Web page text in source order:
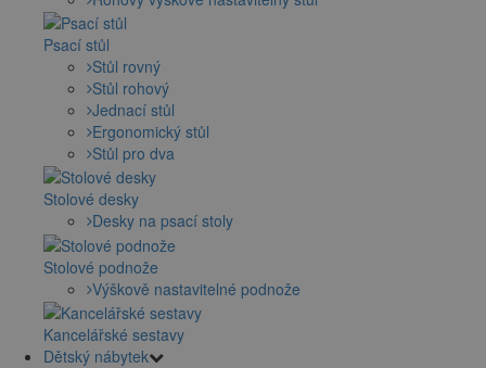
Psací stůl
Stůl rovný
Stůl rohový
Jednací stůl
Ergonomický stůl
Stůl pro dva
Stolové desky
Desky na psací stoly
Stolové podnože
Výškově nastavitelné podnože
Kancelářské sestavy
Dětský nábytek